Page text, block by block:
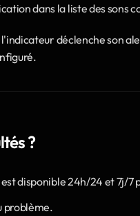
dans la liste des sons
l'indicateur déclenche son
?
disponible 24h/24 et 7j/7
problème.